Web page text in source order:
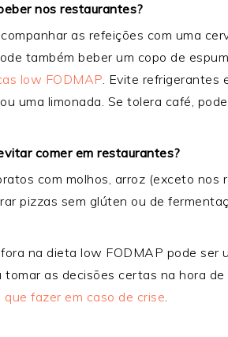
nos restaurantes?
as refeições com uma
também beber um copo de
low FODMAP. Evite refrigerantes
uma limonada. Se tolera café,
comer em restaurantes?
com molhos, arroz (exceto
pizzas sem glúten ou de
na dieta low FODMAP pode ser
tomar as decisões certas na hora
que fazer em caso de crise.